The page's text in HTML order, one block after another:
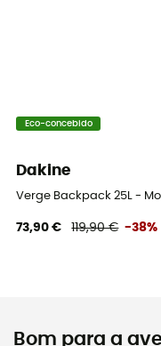
Sim
Compartimento
Eco-concebido
Dakine
Verge Backpack 25L -
73,90 € 119,90 € -38%
Bom para a